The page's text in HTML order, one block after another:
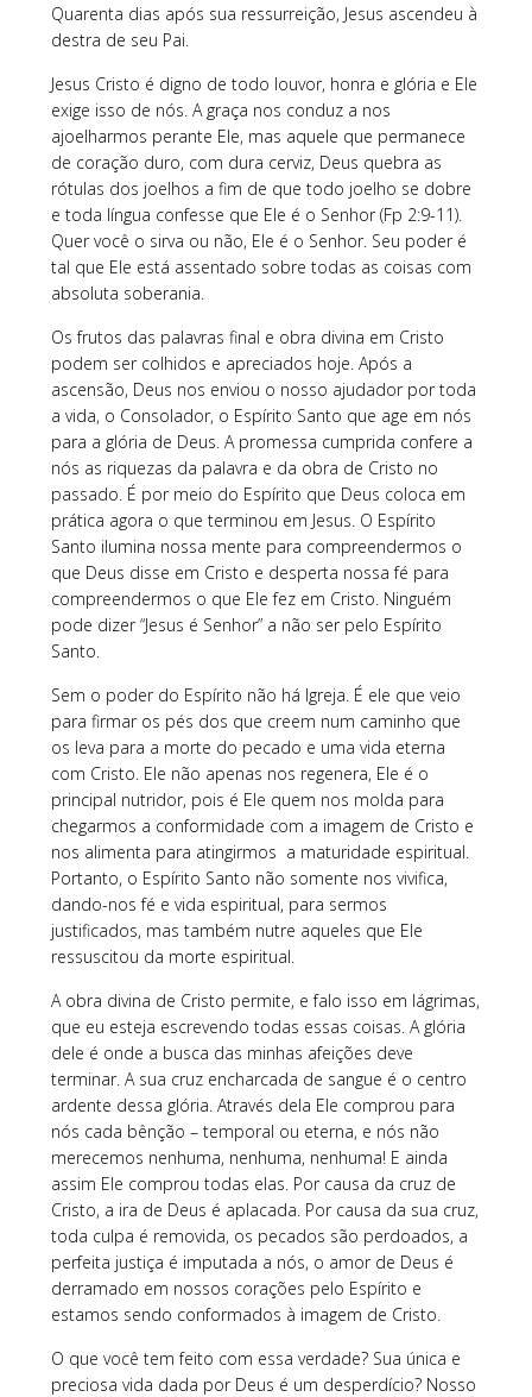
Quarenta dias após sua ressurreição, Jesus ascendeu à
destra de seu Pai.
Jesus Cristo é digno de todo louvor, honra e glória e Ele
exige isso de nós. A graça nos conduz a nos
ajoelharmos perante Ele, mas aquele que permanece
de coração duro, com dura cerviz, Deus quebra as
rótulas dos joelhos a fim de que todo joelho se dobre
e toda língua confesse que Ele é o Senhor (Fp 2:9-11).
Quer você o sirva ou não, Ele é o Senhor. Seu poder é
tal que Ele está assentado sobre todas as coisas com
absoluta soberania.
Os frutos das palavras final e obra divina em Cristo
podem ser colhidos e apreciados hoje. Após a
ascensão, Deus nos enviou o nosso ajudador por toda
a vida, o Consolador, o Espírito Santo que age em nós
para a glória de Deus. A promessa cumprida confere a
nós as riquezas da palavra e da obra de Cristo no
passado. É por meio do Espírito que Deus coloca em
prática agora o que terminou em Jesus. O Espírito
Santo ilumina nossa mente para compreendermos o
que Deus disse em Cristo e desperta nossa fé para
compreendermos o que Ele fez em Cristo. Ninguém
pode dizer “Jesus é Senhor” a não ser pelo Espírito
Santo.
Sem o poder do Espírito não há Igreja. É ele que veio
para firmar os pés dos que creem num caminho que
os leva para a morte do pecado e uma vida eterna
com Cristo. Ele não apenas nos regenera, Ele é o
principal nutridor, pois é Ele quem nos molda para
chegarmos a conformidade com a imagem de Cristo e
nos alimenta para atingirmos a maturidade espiritual.
Portanto, o Espírito Santo não somente nos vivifica,
dando-nos fé e vida espiritual, para sermos
justificados, mas também nutre aqueles que Ele
ressuscitou da morte espiritual.
A obra divina de Cristo permite, e falo isso em lágrimas,
que eu esteja escrevendo todas essas coisas. A glória
dele é onde a busca das minhas afeições deve
terminar. A sua cruz encharcada de sangue é o centro
ardente dessa glória. Através dela Ele comprou para
nós cada bênção – temporal ou eterna, e nós não
merecemos nenhuma, nenhuma, nenhuma! E ainda
assim Ele comprou todas elas. Por causa da cruz de
Cristo, a ira de Deus é aplacada. Por causa da sua cruz,
toda culpa é removida, os pecados são perdoados, a
perfeita justiça é imputada a nós, o amor de Deus é
derramado em nossos corações pelo Espírito e
estamos sendo conformados à imagem de Cristo.
O que você tem feito com essa verdade? Sua única e
preciosa vida dada por Deus é um desperdício? Nosso